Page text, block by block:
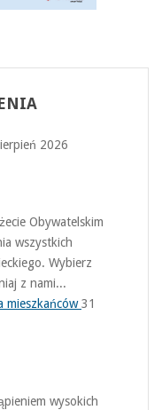
2026
Obywatelskim
wszystkich
Wybierz
z nami...
mieszkańców31
wysokich